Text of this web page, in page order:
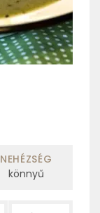
NEHÉZSÉG
könnyű